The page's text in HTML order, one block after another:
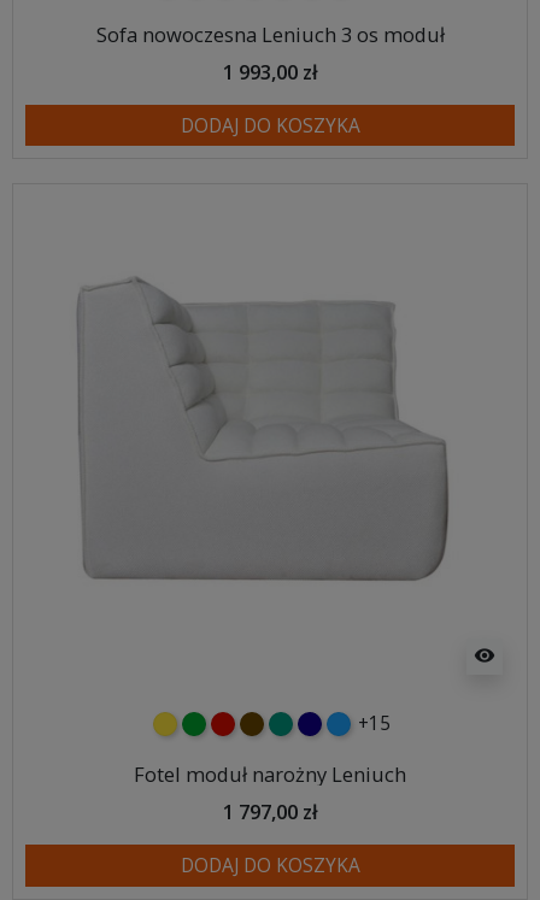
Sofa nowoczesna Leniuch 3 os moduł
1 993,00 zł
DODAJ DO KOSZYKA
visibility
żółtyzielonyczerwony
czekoladowy
turkusowy
granatowy
niebieski
+15
Fotel moduł narożny Leniuch
1 797,00 zł
DODAJ DO KOSZYKA